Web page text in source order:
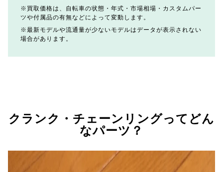
買取価格は、自転車の状態・年式・市場相場・カスタムパー
ツや付属品の有無などによって変動します。
最新モデルや流通量が少ないモデルはデータが表示されない
場合があります。
クランク・チェーンリングってどん
なパーツ？